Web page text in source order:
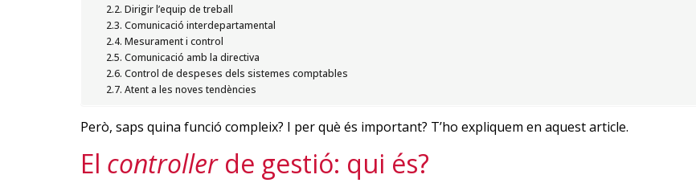
Dirigir l’equip de treball
Comunicació interdepartamental
Mesurament i control
Comunicació amb la directiva
Control de despeses dels sistemes comptables
Atent a les noves tendències
Però, saps quina funció compleix? I per què és important? T’ho expliquem en aquest article.
El controller de gestió: qui és?